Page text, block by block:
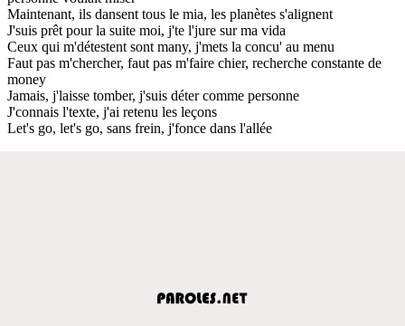
Maintenant, ils dansent tous le mia, les planètes s'alignent
J'suis prêt pour la suite moi, j'te l'jure sur ma vida
Ceux qui m'détestent sont many, j'mets la concu' au menu
Faut pas m'chercher, faut pas m'faire chier, recherche constante de
money
Jamais, j'laisse tomber, j'suis déter comme personne
J'connais l'texte, j'ai retenu les leçons
Let's go, let's go, sans frein, j'fonce dans l'allée